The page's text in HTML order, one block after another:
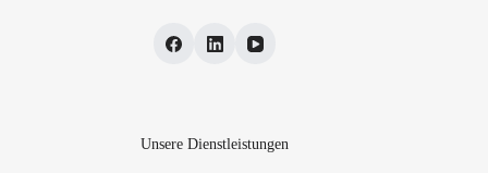
Unsere Dienstleistungen